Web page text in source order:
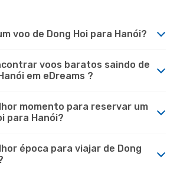
voo de Dong Hoi para Hanói?
voos baratos saindo de
em eDreams ?
momento para reservar um
para Hanói?
época para viajar de Dong